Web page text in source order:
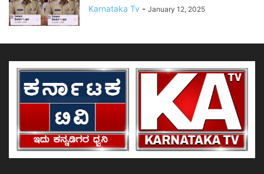
Karnataka Tv - January 12, 2025